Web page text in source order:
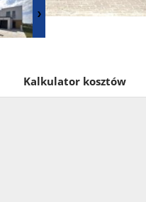
Kalkulator kosztów